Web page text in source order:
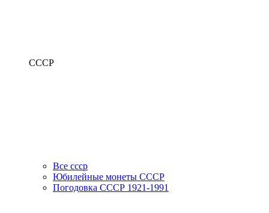
СССР
Все ссср
Юбилейные монеты СССР
Погодовка СССР 1921-1991